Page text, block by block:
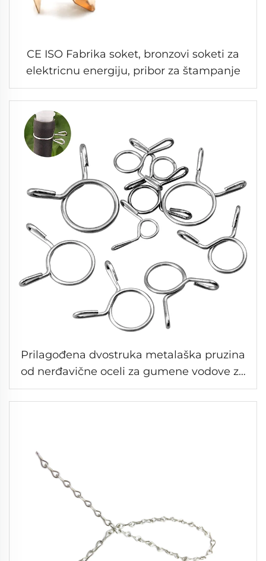
CE ISO Fabrika soket, bronzovi soketi za
elektricnu energiju, pribor za štampanje
Prilagođena dvostruka metalaška pruzina
od nerđavične oceli za gumene vodove za
gorivo